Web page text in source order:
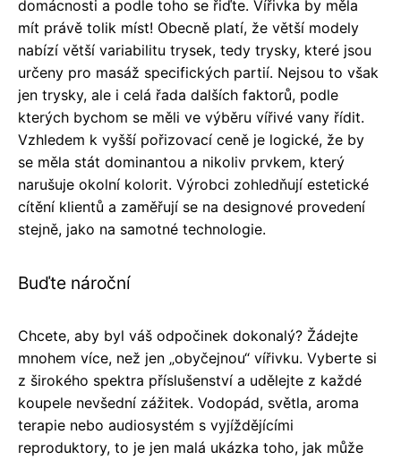
domácnosti a podle toho se řiďte. Vířivka by měla
mít právě tolik míst! Obecně platí, že větší modely
nabízí větší variabilitu trysek, tedy trysky, které jsou
určeny pro masáž specifických partií. Nejsou to však
jen trysky, ale i celá řada dalších faktorů, podle
kterých bychom se měli ve výběru vířivé vany řídit.
Vzhledem k vyšší pořizovací ceně je logické, že by
se měla stát dominantou a nikoliv prvkem, který
narušuje okolní kolorit. Výrobci zohledňují estetické
cítění klientů a zaměřují se na designové provedení
stejně, jako na samotné technologie.
Buďte nároční
Chcete, aby byl váš odpočinek dokonalý? Žádejte
mnohem více, než jen „obyčejnou“ vířivku. Vyberte si
z širokého spektra příslušenství a udělejte z každé
koupele nevšední zážitek. Vodopád, světla, aroma
terapie nebo audiosystém s vyjíždějícími
reproduktory, to je jen malá ukázka toho, jak může